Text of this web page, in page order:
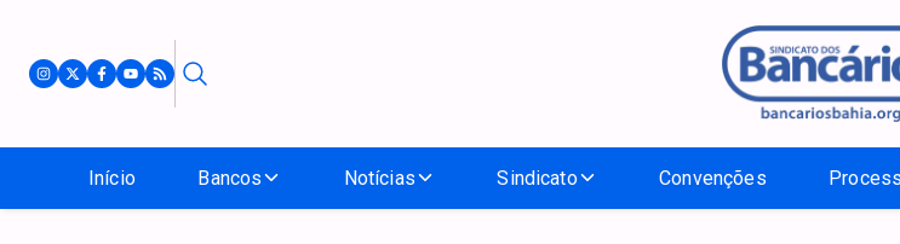
Início Bancos Notícias Sindicato Convenções